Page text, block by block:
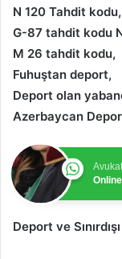
N 120 Tahdit kodu,
G-87 tahdit kodu
M 26 tahdit kodu,
Fuhuştan deport,
Deport olan
Azerbaycan
Avukat
Deport ve